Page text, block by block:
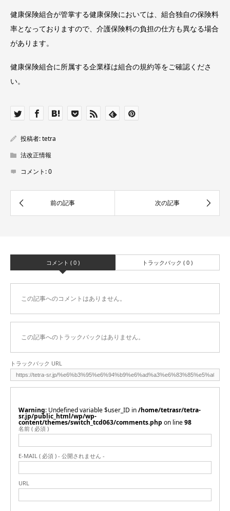
健康保険組合が管掌する健康保険においては、組合独自の保険料
率となっておりますので、介護保険料の負担の仕方も異なる場合
があります。
健康保険組合に所属する企業様は組合の規約等をご確認くださ
い。
投稿者:tetra
法改正情報
コメント:0
コメント ( 0 ) トラックバック ( 0 )
この記事へのコメントはありません。
この記事へのトラックバックはありません。
トラックバック URL
Warning : Undefined variable $user_ID in/home/tetrasr/tetra-
sr.jp/public_html/wp/wp-
content/themes/switch_tcd063/comments.php on line98
名前 ( 必須 )
E-MAIL ( 必須 ) - 公開されません -
URL